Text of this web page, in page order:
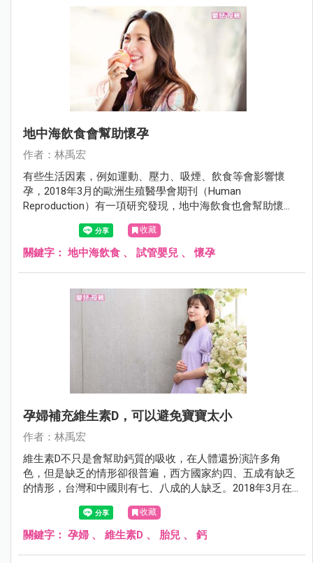
地中海飲食會幫助懷孕
作者：林禹宏
有些生活因素，例如運動、壓力、吸煙、飲食等會影響懷
孕，2018年3月的歐洲生殖醫學會期刊（Human
Reproduction）有一項研究發現，地中海飲食也會幫助懷
收藏
關鍵字： 地中海飲食 、 試管嬰兒 、懷孕
孕婦補充維生素D，可以避免寶寶太小
作者：林禹宏
維生素D不只是會幫助鈣質的吸收，在人體還扮演許多角
色，但是缺乏的情形卻很普遍，西方國家約四、五成有缺乏
的情形，台灣和中國則有七、八成的人缺乏。2018年3月在
頂尖的內分泌和代謝期刊（Journal of Clinical Endocrinology
and Metabolism）有一項研究發現，孕婦補充維生素D還可
以預防胎兒太小。
收藏
關鍵字： 孕婦 、 維生素D 、 胎兒 、 鈣